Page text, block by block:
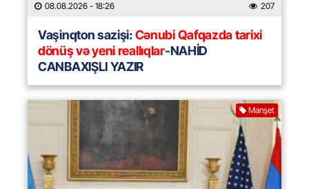
08.08.2026 - 18:26 207
Vaşinqton sazişi:Cənubi Qafqazda tarixi
dönüş və yeni reallıqlar-NAHİD
CANBAXIŞLI YAZIR
Manşet